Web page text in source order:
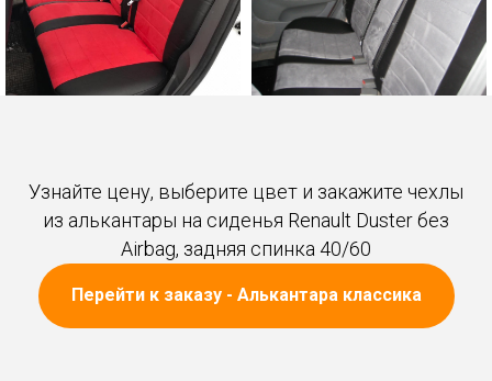
Узнайте цену, выберите цвет и закажите чехлы
из алькантары на сиденья Renault Duster без
Airbag, задняя спинка 40/60
Перейти к заказу - Алькантара классика